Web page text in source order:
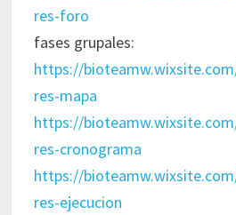
res-foro
fases grupales:
https://
res-mapa
https://
res-cronograma
https://
res-ejecucion